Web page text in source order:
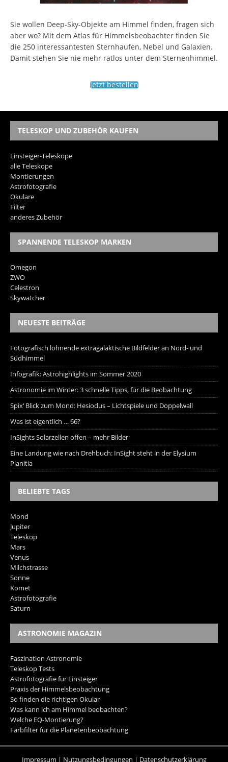
Sie wollen Deep-Sky-Objekte am Himmel finden, fragen sich
aber wo? Mit dem Atlas für Himmelsbeobachter finden Sie
die 250 interessantesten Sternhaufen, Nebel und Galaxien.
Damit stehen Sie nie mehr ratlos unter dem Sternenhimmel.
Jetzt bestellen
TELESKOP UND ZUBEHÖR KAUFEN
Einsteiger-Teleskope
alle Teleskope
Montierungen
Astrofotografie
Okulare
Filter
anderes Zubehör
SPANNENDE TELESKOP MARKEN
Omegon
ZWO
Celestron
Skywatcher
NEUESTE BEITRÄGE
Fotografisch lohnende extragalaktische Bildfelder an Nord- und
Südhimmel
Infografik: Astrohighlights im Sommer 2020
Astronomie im Winter: 3 schnelle Tipps, für die Beobachtung
Spix‘ Blick zum Mond: Hesiodus – Lichtspiele und Doppelwall
Was ist eigentlich … 66?
InSights Solarzellen offen – mehr Bilder
Eine Landung wie nach Drehbuch: InSight steht in der Elysium
Planitia
BELIEBTE TAGS
Mond
Jupiter
Teleskop
Mars
Venus
Milchstrasse
Sonne
Komet
Astrofotografie
Saturn
ASTRONOMIE MAGAZIN
Faszination Astronomie
Teleskop Tests
Astrofotografie für Einsteiger
Praxis der Himmelsbeobachtung
So finden die richtigen Okular
Was kann ich am Himmel beobachten?
Welche EQ-Montierung?
Farbfilter für die Planetenbeobachtung
Impressum | Nutzungsbedingungen | Datenschutzerklärung